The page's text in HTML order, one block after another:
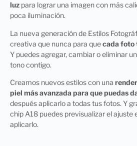
luz para lograr una imagen con más
poca iluminación.
La nueva generación de Estilos
creativa que nunca para quecada foto
Y puedes agregar, cambiar o eliminar
tono contigo.
Creamos nuevos estilos con una
piel más avanzada para que puedas
después aplicarlo a todas tus fotos. Y
chip A18 puedes previsualizar el ajuste
aplicarlo.